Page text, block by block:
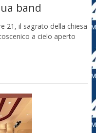
band
21, il sagrato della chiesa
a cielo aperto